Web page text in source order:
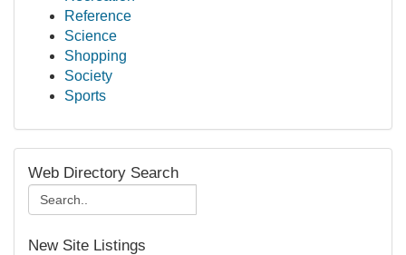
Reference
Science
Shopping
Society
Sports
Web Directory Search
New Site Listings